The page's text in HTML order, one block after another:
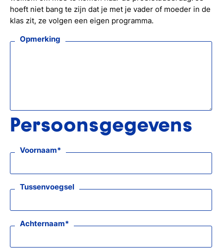
hoeft niet bang te zijn dat je met je vader of moeder in de
klas zit, ze volgen een eigen programma.
Opmerking
Persoonsgegevens
Voornaam
Tussenvoegsel
Achternaam